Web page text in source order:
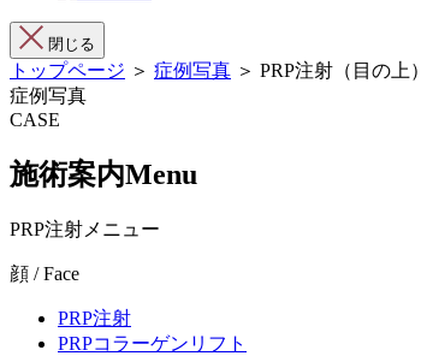
閉じる
トップページ ＞ 症例写真 ＞ PRP注射（目の上）
症例写真
CASE
施術案内Menu
PRP注射メニュー
顔 / Face
PRP注射
PRPコラーゲンリフト